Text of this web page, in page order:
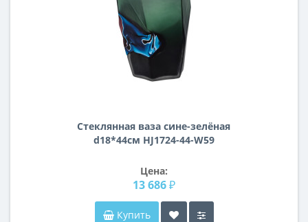
Стеклянная ваза сине-зелёная
d18*44см HJ1724-44-W59
Цена:
13 686 ₽
Купить